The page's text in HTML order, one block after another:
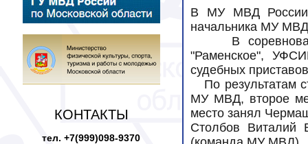
КОНТАКТЫ
тел. +7(999)098-9370
В МУ МВД России
начальника МУ МВД
"Раменское",
судебных
МУ МВД, второе
место занял
Столбов Виталий